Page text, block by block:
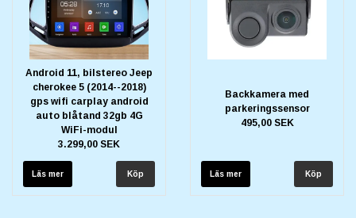
Android 11, bilstereo Jeep
cherokee 5 (2014--2018)
gps wifi carplay android
auto blåtand 32gb 4G
WiFi-modul
3.299,00 SEK
Läs mer
Backkamera med
parkeringssensor
495,00 SEK
Läs mer